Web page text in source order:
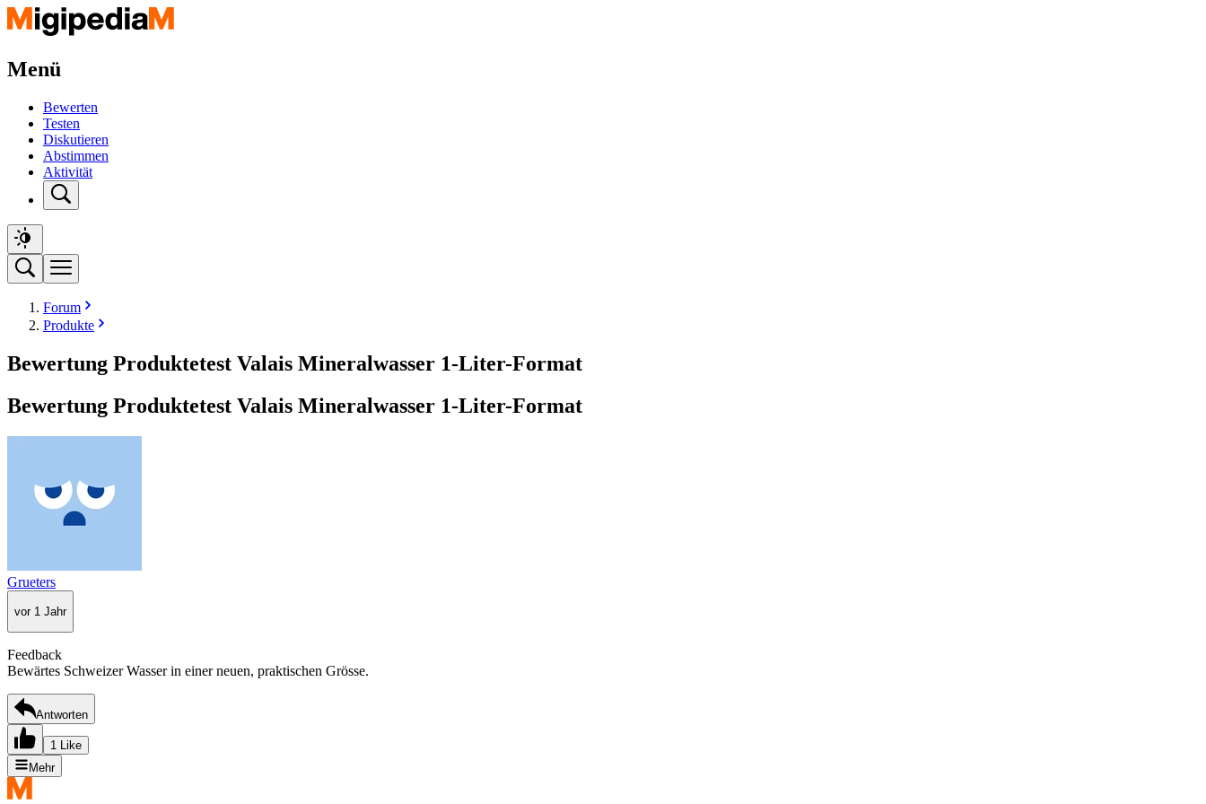
Menü
Bewerten
Testen
Diskutieren
Abstimmen
Aktivität
Forum
Produkte
Bewertung Produktetest Valais Mineralwasser 1-Liter-Format
Bewertung Produktetest Valais Mineralwasser 1-Liter-Format
Grueters
vor 1 Jahr
Feedback
Bewärtes Schweizer Wasser in einer neuen, praktischen Grösse.
Antworten
1 Like
Mehr